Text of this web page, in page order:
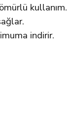
kullanım.
indirir.